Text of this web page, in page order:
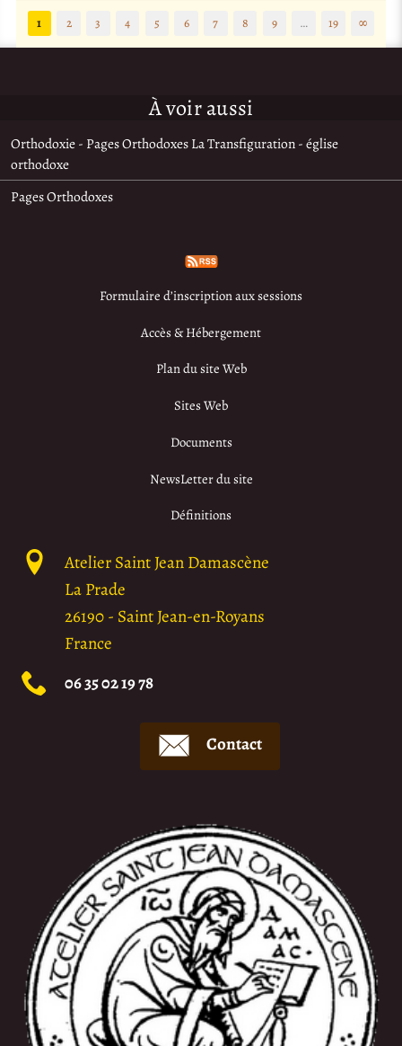
1
2 3 4 5 6 7 8 9 … 19 ∞
À voir aussi
Orthodoxie - Pages Orthodoxes La Transfiguration - église
orthodoxe
Pages Orthodoxes
Formulaire d’inscription aux sessions
Accès & Hébergement
Plan du site Web
Sites Web
Documents
NewsLetter du site
Définitions
Atelier Saint Jean Damascène
La Prade
26190- Saint Jean-en-Royans
France
06 35 02 19 78
Contact